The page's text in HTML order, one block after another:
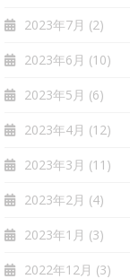
2023年7月 (2)
2023年6月 (10)
2023年5月 (6)
2023年4月 (12)
2023年3月 (11)
2023年2月 (4)
2023年1月 (3)
2022年12月 (3)